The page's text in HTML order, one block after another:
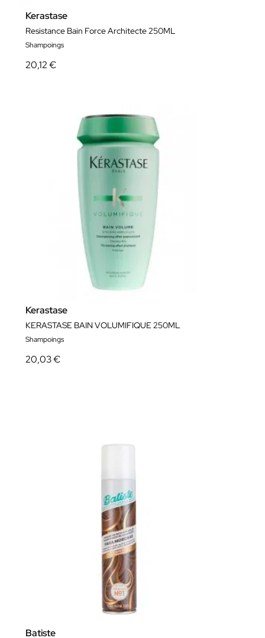
Kerastase
Resistance Bain Force Architecte 250ML
Shampoings
20,12 €
Kerastase
KERASTASE BAIN VOLUMIFIQUE 250ML
Shampoings
20,03 €
Batiste